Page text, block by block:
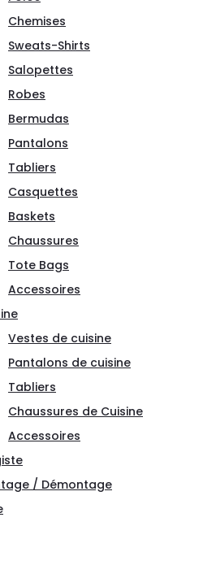
Chemises
Sweats-Shirts
Salopettes
Robes
Bermudas
Pantalons
Tabliers
Casquettes
Baskets
Chaussures
Tote Bags
Accessoires
Vestes de cuisine
Pantalons de cuisine
Tabliers
Chaussures de Cuisine
Accessoires
/ Démontage